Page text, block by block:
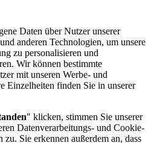
Daten über Nutzer unserer
anderen Technologien, um unsere
zu personalisieren und
Wir können bestimmte
mit unseren Werbe- und
Einzelheiten finden Sie in unserer
" klicken, stimmen Sie unserer
Datenverarbeitungs- und Cookie-
Sie erkennen außerdem an, dass